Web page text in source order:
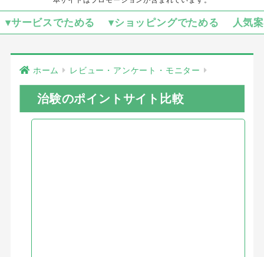
▾サービスでためる ▾ショッピングでためる 人気
ホーム レビュー・アンケート・モニター
治験のポイントサイト比較